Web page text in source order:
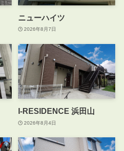
ニューハイツ
2026年8月7日
I-RESIDENCE 浜田山
2026年8月4日